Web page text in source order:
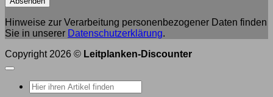
Hinweise zur Verarbeitung personenbezogener Daten finden
Sie in unserer Datenschutzerklärung.
Copyright 2026 © Leitplanken-Discounter
Suche